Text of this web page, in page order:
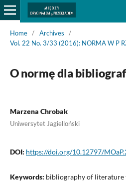
Home / Archives
/
Vol. 22 No. 3/33 (2016): NORMA W P
O normę dla
Marzena Chrobak
Uniwersytet Jagielloński
DOI: https://doi.org/10.12797/
Keywords: bibliography of literature